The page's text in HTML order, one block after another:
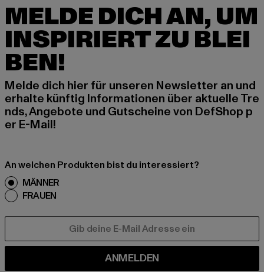
MELDE DICH AN, UM
INSPIRIERT ZU BLEI
BEN!
Melde dich hier für unseren Newsletter an und
erhalte künftig Informationen über aktuelle Tre
nds, Angebote und Gutscheine von DefShop p
er E-Mail!
An welchen Produkten bist du interessiert?
MÄNNER
FRAUEN
ANMELDEN